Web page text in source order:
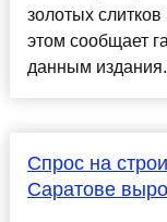
золотых
этом сообщает
данным
Спрос на
Саратове